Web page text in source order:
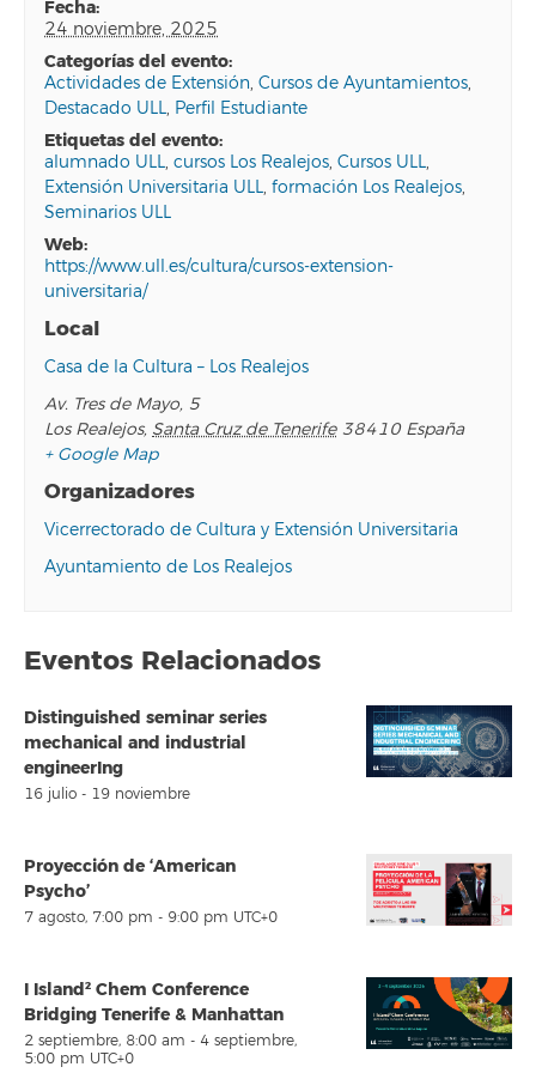
fecha:
24 noviembre, 2025
categorías del evento:
Actividades de Extensión,Cursos de Ayuntamientos,
Destacado ULL, Perfil Estudiante
etiquetas del evento:
alumnado ULL,cursos Los Realejos,Cursos ULL,
Extensión Universitaria ULL,formación Los Realejos,
Seminarios ULL
web:
https://www.ull.es/cultura/cursos-extension-
universitaria/
Local
Casa de la Cultura – Los Realejos
Av. Tres de Mayo, 5
Los Realejos, Santa Cruz de Tenerife 38410 España
+ Google Map
Organizadores
Vicerrectorado de Cultura y Extensión Universitaria
Ayuntamiento de Los Realejos
Eventos Relacionados
Distinguished seminar series
mechanical and industrial
engineerIng
16 julio - 19 noviembre
Proyección de ‘American
Psycho’
7 agosto, 7:00 pm - 9:00 pm UTC+0
I Island² Chem Conference
Bridging Tenerife & Manhattan
2 septiembre, 8:00 am - 4 septiembre,
5:00 pm UTC+0